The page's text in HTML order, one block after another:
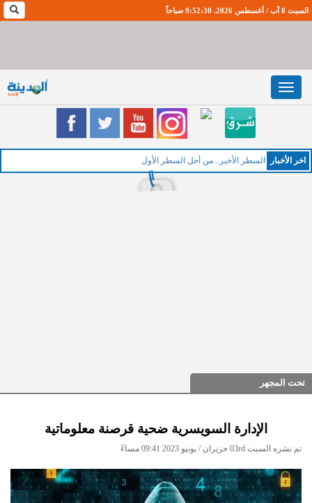
السبت 8 آب / أغسطس 2026. 9:52:31 صباحاً
Toggle
navigation
اخر اﻷخبار
تحت المجهر
الإدارة السويسرية ضحية قرصنة معلوماتية
تم نشره السبت 03rd حزيران / يونيو 2023 09:41 مساءً